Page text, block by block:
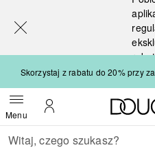
Skorzystaj z rabatu do 20% przy
MenuOtwórz menuMoje konto
Wracać
Wykonaj wyszukiwanie
[navigation.slideout.screenreader]